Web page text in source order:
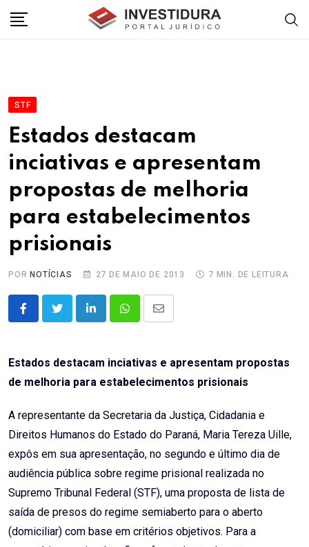
STF
Estados destacam
inciativas e apresentam
propostas de melhoria
para estabelecimentos
prisionais
POR NOTÍCIAS 27 DE MAIO DE 2013 7 MIN. DE LEITURA
LinkedInWhatsappShare
Estados destacam inciativas e apresentam propostas
de melhoria para estabelecimentos prisionais
A representante da Secretaria da Justiça, Cidadania e
Direitos Humanos do Estado do Paraná, Maria Tereza Uille,
expôs em sua apresentação, no segundo e último dia de
audiência pública sobre regime prisional realizada no
Supremo Tribunal Federal (STF), uma proposta de lista de
saída de presos do regime semiaberto para o aberto
(domiciliar) com base em critérios objetivos. Para a